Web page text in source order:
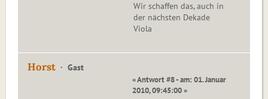
Wir schaffen das, auch in
der nächsten Dekade
Viola
Horst Gast
« Antwort #8 - am: 01. Januar
2010, 09:45:00 »